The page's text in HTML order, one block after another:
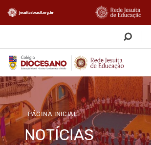
PÁGINA INICIAL
NOTÍCIAS